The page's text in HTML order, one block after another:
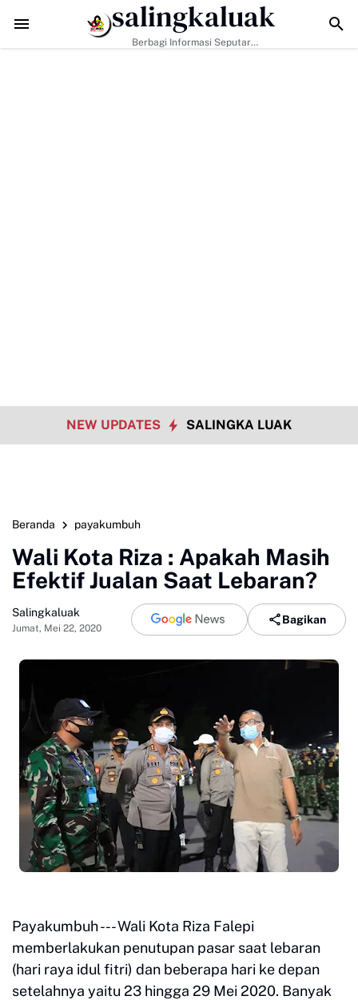
Hadapi Tantangan Era Digital, Arisal Aziz Ajak Masyarakat Perkuat
salingkaluak
Berbagi Informasi Seputar
NEW UPDATES SALINGKA LUAK
Beranda payakumbuh
Wali Kota Riza : Apakah Masih
Efektif Jualan Saat Lebaran?
Salingkaluak
Jumat, Mei 22, 2020
Bagikan
Payakumbuh --- Wali Kota Riza Falepi
memberlakukan penutupan pasar saat lebaran
(hari raya idul fitri) dan beberapa hari ke depan
setelahnya yaitu 23 hingga 29 Mei 2020. Banyak